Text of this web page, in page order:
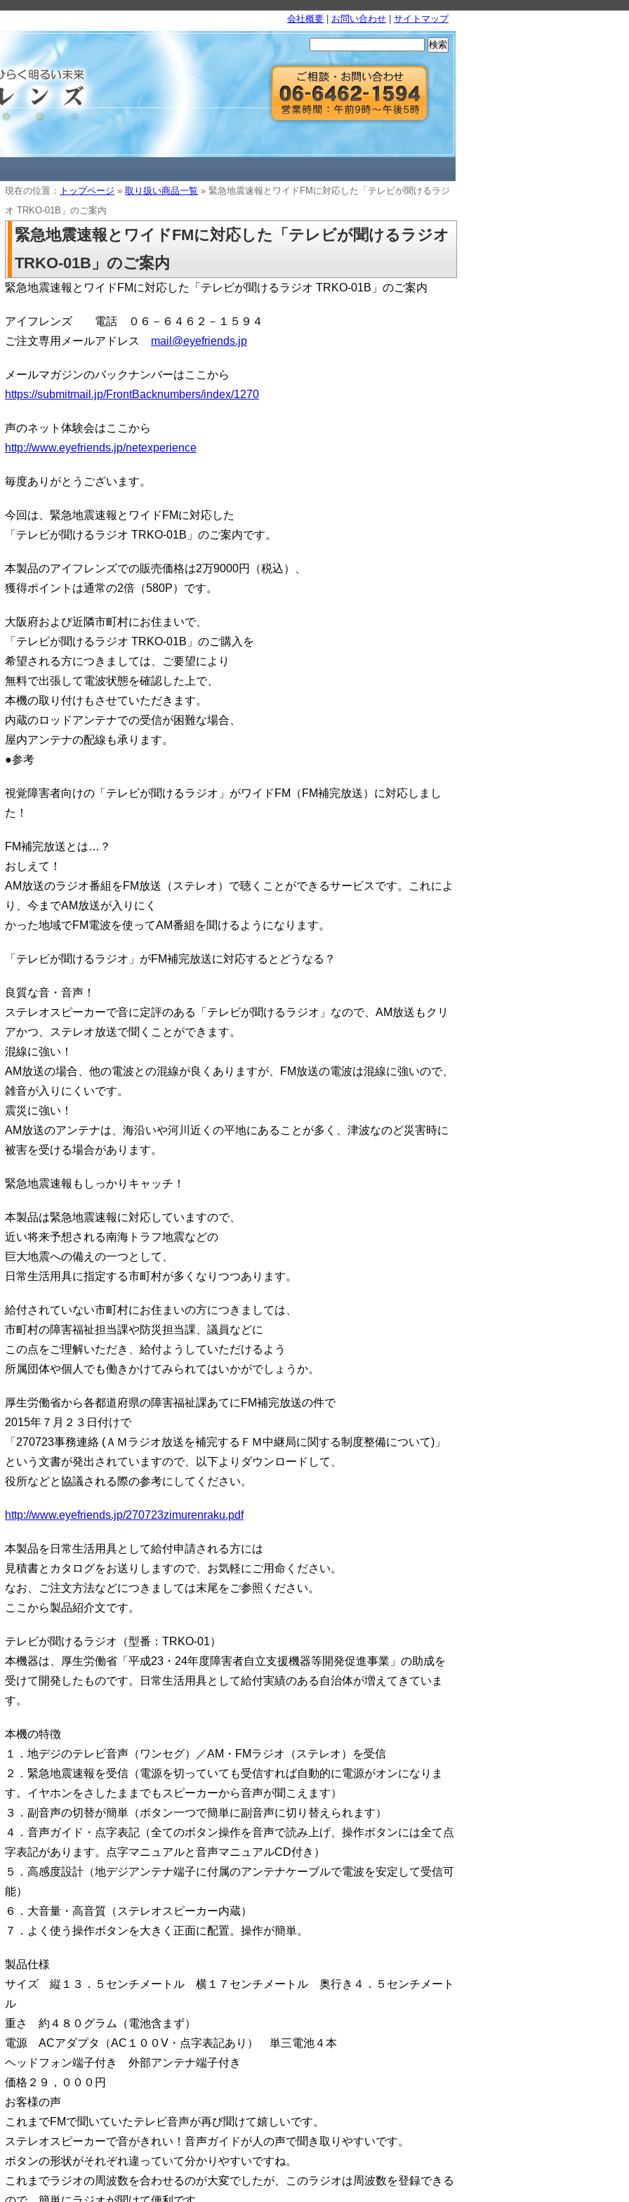
会社概要 お問い合わせ サイトマップ
索:
現在の位置： トップページ » 取り扱い商品一覧 » 緊急地震速報とワイドFMに対応した「テレビが聞けるラジ
オ TRKO-01B」のご案内
緊急地震速報とワイドFMに対応した「テレビが聞けるラジオ
TRKO-01B」のご案内
緊急地震速報とワイドFMに対応した「テレビが聞けるラジオ TRKO-01B」のご案内
アイフレンズ 電話 ０６－６４６２－１５９４
ご注文専用メールアドレス mail@eyefriends.jp
メールマガジンのバックナンバーはここから
https://submitmail.jp/FrontBacknumbers/index/1270
声のネット体験会はここから
http://www.eyefriends.jp/netexperience
毎度ありがとうございます。
今回は、緊急地震速報とワイドFMに対応した
「テレビが聞けるラジオ TRKO-01B」のご案内です。
本製品のアイフレンズでの販売価格は2万9000円（税込）、
獲得ポイントは通常の2倍（580P）です。
大阪府および近隣市町村にお住まいで、
「テレビが聞けるラジオ TRKO-01B」のご購入を
希望される方につきましては、ご要望により
無料で出張して電波状態を確認した上で、
本機の取り付けもさせていただきます。
内蔵のロッドアンテナでの受信が困難な場合、
屋内アンテナの配線も承ります。
●参考
視覚障害者向けの「テレビが聞けるラジオ」がワイドFM（FM補完放送）に対応しまし
た！
FM補完放送とは…？
おしえて！
AM放送のラジオ番組をFM放送（ステレオ）で聴くことができるサービスです。これによ
り、今までAM放送が入りにく
かった地域でFM電波を使ってAM番組を聞けるようになります。
「テレビが聞けるラジオ」がFM補完放送に対応するとどうなる？
良質な音・音声！
ステレオスピーカーで音に定評のある「テレビが聞けるラジオ」なので、AM放送もクリ
アかつ、ステレオ放送で聞くことができます。
混線に強い！
AM放送の場合、他の電波との混線が良くありますが、FM放送の電波は混線に強いので、
雑音が入りにくいです。
震災に強い！
AM放送のアンテナは、海沿いや河川近くの平地にあることが多く、津波なのど災害時に
被害を受ける場合があります。
緊急地震速報もしっかりキャッチ！
本製品は緊急地震速報に対応していますので、
近い将来予想される南海トラフ地震などの
巨大地震への備えの一つとして、
日常生活用具に指定する市町村が多くなりつつあります。
給付されていない市町村にお住まいの方につきましては、
市町村の障害福祉担当課や防災担当課、議員などに
この点をご理解いただき、給付ようしていただけるよう
所属団体や個人でも働きかけてみられてはいかがでしょうか。
厚生労働省から各都道府県の障害福祉課あてにFM補完放送の件で
2015年７月２３日付けで
「270723事務連絡 (ＡＭラジオ放送を補完するＦＭ中継局に関する制度整備について)」
という文書が発出されていますので、以下よりダウンロードして、
役所などと協議される際の参考にしてください。
http://www.eyefriends.jp/270723zimurenraku.pdf
本製品を日常生活用具として給付申請される方には
見積書とカタログをお送りしますので、お気軽にご用命ください。
なお、ご注文方法などにつきましては末尾をご参照ください。
ここから製品紹介文です。
テレビが聞けるラジオ（型番：TRKO-01）
本機器は、厚生労働省「平成23・24年度障害者自立支援機器等開発促進事業」の助成を
受けて開発したものです。日常生活用具として給付実績のある自治体が増えてきていま
す。
本機の特徴
１．地デジのテレビ音声（ワンセグ）／AM・FMラジオ（ステレオ）を受信
２．緊急地震速報を受信（電源を切っていても受信すれば自動的に電源がオンになりま
す。イヤホンをさしたままでもスピーカーから音声が聞こえます）
３．副音声の切替が簡単（ボタン一つで簡単に副音声に切り替えられます）
４．音声ガイド・点字表記（全てのボタン操作を音声で読み上げ、操作ボタンには全て点
字表記があります。点字マニュアルと音声マニュアルCD付き）
５．高感度設計（地デジアンテナ端子に付属のアンテナケーブルで電波を安定して受信可
能）
６．大音量・高音質（ステレオスピーカー内蔵）
７．よく使う操作ボタンを大きく正面に配置。操作が簡単。
製品仕様
サイズ 縦１３．５センチメートル 横１７センチメートル 奥行き４．５センチメート
ル
重さ 約４８０グラム（電池含まず）
電源 ACアダプタ（AC１００V・点字表記あり） 単三電池４本
ヘッドフォン端子付き 外部アンテナ端子付き
価格２９，０００円
お客様の声
これまでFMで聞いていたテレビ音声が再び聞けて嬉しいです。
ステレオスピーカーで音がきれい！音声ガイドが人の声で聞き取りやすいです。
ボタンの形状がそれぞれ違っていて分かりやすいですね。
これまでラジオの周波数を合わせるのが大変でしたが、このラジオは周波数を登録できる